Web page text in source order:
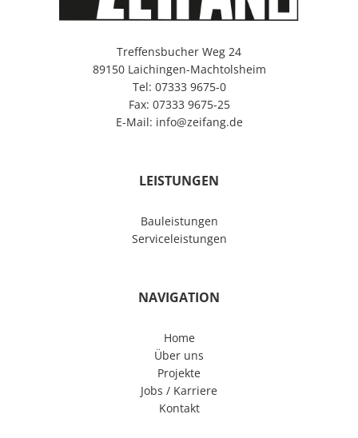
Treffensbucher Weg 24
89150 Laichingen-Machtolsheim
Tel: 07333 9675-0
Fax: 07333 9675-25
E-Mail: info@zeifang.de
LEISTUNGEN
Bauleistungen
Serviceleistungen
NAVIGATION
Home
Über uns
Projekte
Jobs / Karriere
Kontakt